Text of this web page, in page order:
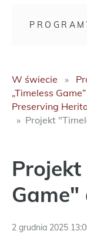
W świecie
„Timeless
Preserving
Projekt
Game"
2 grudnia 2025